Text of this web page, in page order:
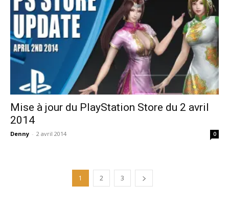
Mise à jour du PlayStation Store du 2 avril
2014
Denny - 2 avril 2014 0
1 2 3